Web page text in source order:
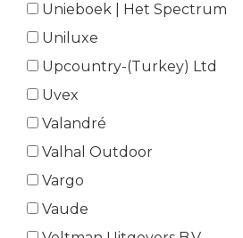
Unieboek | Het Spectrum
Uniluxe
Upcountry-(Turkey) Ltd
Uvex
Valandré
Valhal Outdoor
Vargo
Vaude